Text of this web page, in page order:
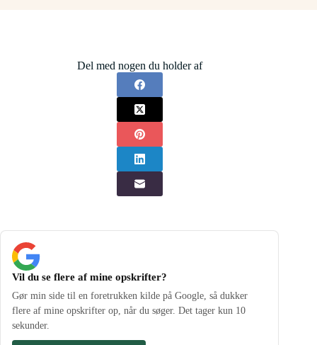
Del med nogen du holder af
Vil du se flere af mine opskrifter?
Gør min side til en foretrukken kilde på Google, så dukker
flere af mine opskrifter op, når du søger. Det tager kun 10
sekunder.